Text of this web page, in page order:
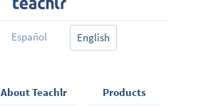
Español English
About Teachlr Products